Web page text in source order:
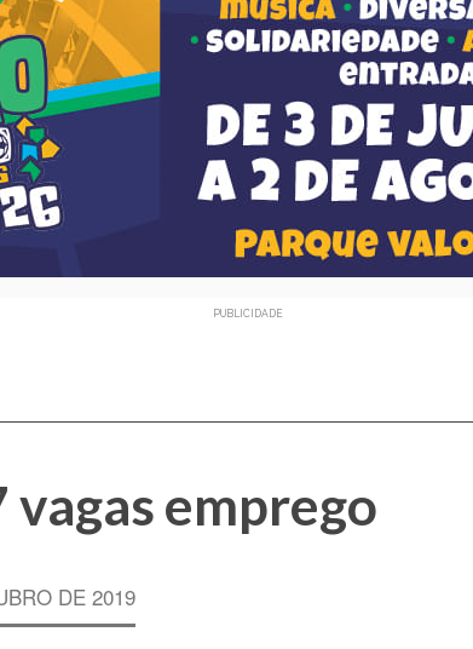
PUBLICIDADE
vagas emprego
DE 2019